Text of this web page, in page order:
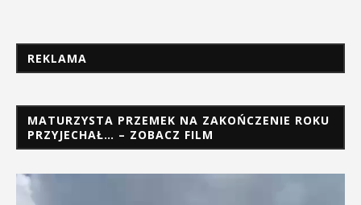
REKLAMA
MATURZYSTA PRZEMEK NA ZAKOŃCZENIE ROKU
PRZYJECHAŁ… – ZOBACZ FILM
Odtwarzacz